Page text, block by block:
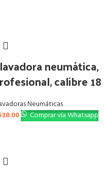
neumática,
calibre 18
Neumáticas
Comprar vía Whatsapp